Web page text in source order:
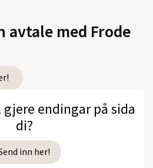
men ikke hvem som
nær deg, for
Lyrikk, 2008)
2008)
(Samlaget, Barnebok,
avtale med Frode
endingar på sida
di?
inn her!